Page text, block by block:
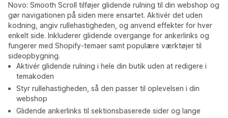
Novo: Smooth Scroll tilføjer glidende rulning til din webshop og
gør navigationen på siden mere ensartet. Aktivér det uden
kodning, angiv rullehastigheden, og anvend effekter for hver
enkelt side. Inkluderer glidende overgange for ankerlinks og
fungerer med Shopify-temaer samt populære værktøjer til
sideopbygning.
Aktivér glidende rulning i hele din butik uden at redigere i
temakoden
Styr rullehastigheden, så den passer til oplevelsen i din
webshop
Glidende ankerlinks til sektionsbaserede sider og lange